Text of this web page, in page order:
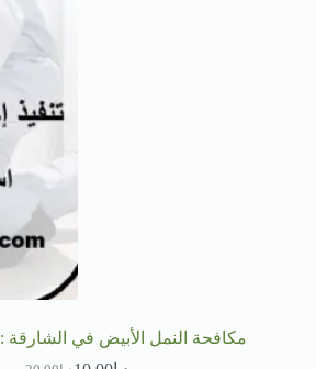
مكافحة النمل الأبيض في الشارقة : 0568950034